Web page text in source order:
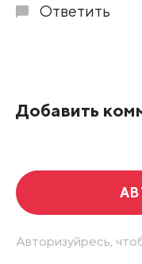
Ответить
Добавить
Авторизуйресь,